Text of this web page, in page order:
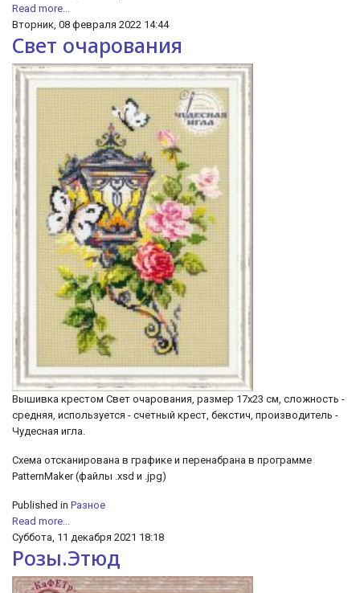
Read more...
Вторник, 08 февраля 2022 14:44
Свет очарования
Вышивка крестом Свет очарования, размер 17х23 см, сложность -
средняя, используется - счетный крест, бекстич, производитель -
Чудесная игла.
Схема отсканирована в графике и перенабрана в программе
PatternMaker (файлы .xsd и .jpg)
Published in Разное
Read more...
Суббота, 11 декабря 2021 18:18
Розы.Этюд